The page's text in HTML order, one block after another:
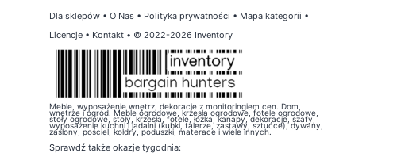
Dla sklepów • O Nas • Polityka prywatności • Mapa kategorii •
Licencje • Kontakt • © 2022-2026 Inventory
Meble, wyposażenie wnętrz, dekoracje z monitoringiem cen. Dom,
wnętrze i ogród. Meble ogrodowe, krzesła ogrodowe, fotele ogrodowe,
stoły ogrodowe, stoły, krzesła, fotele, łóżka, kanapy, dekoracje, szafy,
wyposażenie kuchni i jadalni (kubki, talerze, zastawy, sztućce), dywany,
zasłony, pościel, kołdry, poduszki, materace i wiele innych.
Sprawdź także okazje tygodnia: